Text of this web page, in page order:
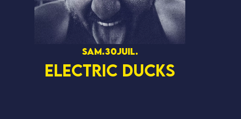
sam.30juil.
ELECTRIC DUCKS